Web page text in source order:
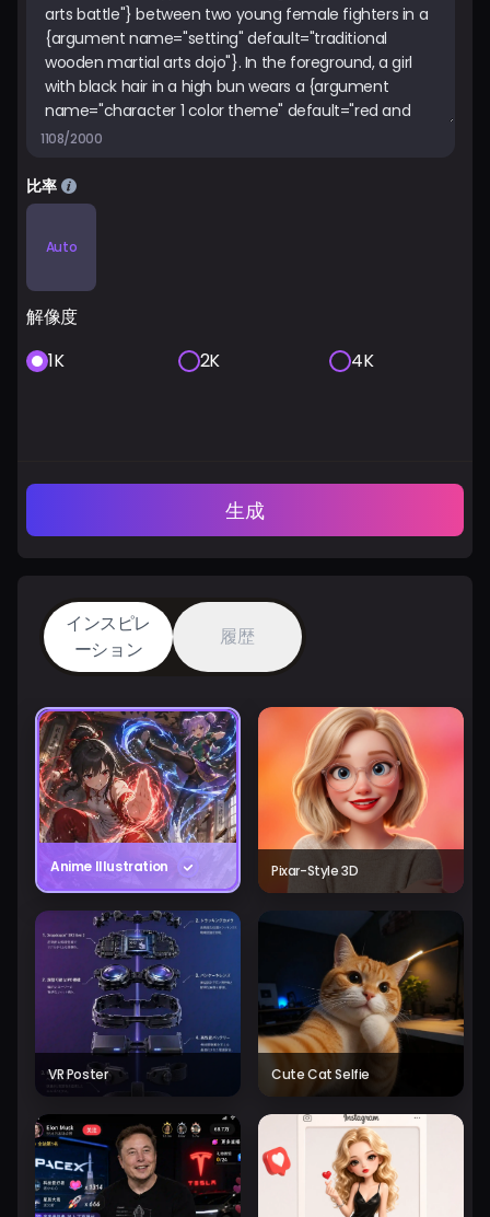
1108/2000
比率
Auto
解像度
1K
2K 4K
生成
インスピレ
ーション
履歴
Anime Illustration Pixar-Style 3D
VR Poster Cute Cat Selfie